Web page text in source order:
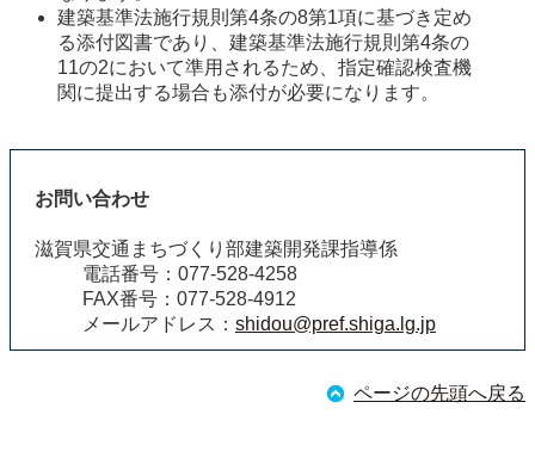
建築基準法施行規則第4条の8第1項に基づき定め
る添付図書であり、建築基準法施行規則第4条の
11の2において準用されるため、指定確認検査機
関に提出する場合も添付が必要になります。
お問い合わせ
滋賀県交通まちづくり部建築開発課指導係
電話番号：077-528-4258
FAX番号：077-528-4912
メールアドレス： shidou@pref.shiga.lg.jp
ページの先頭へ戻る